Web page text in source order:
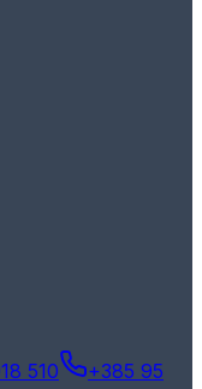
510
+385 95